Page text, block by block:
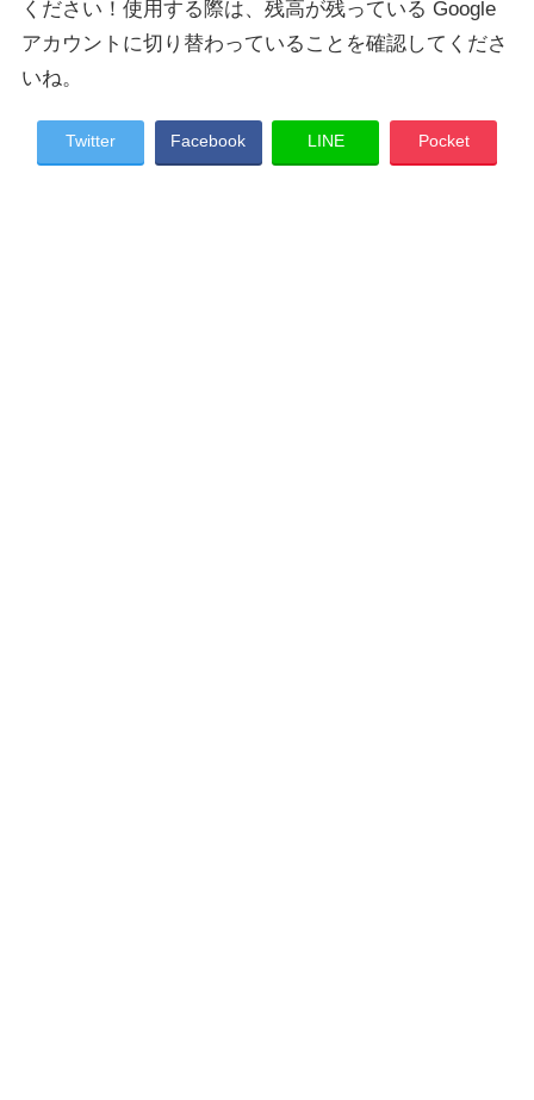
ください！使用する際は、残高が残っている Google
アカウントに切り替わっていることを確認してくださ
いね。
Twitter Facebook LINE Pocket